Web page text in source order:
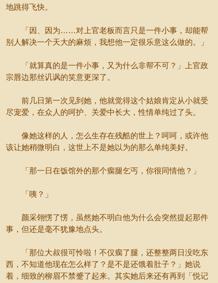
地跳得飞快。
「因、因为……对上官老板而言只是一件小事，却能帮
别人解决一个天大的麻烦，我想他一定很乐意这么做的。」
「就算真的是一件小事，又为什么非帮不可？」上官政
宗唇边那丝讥讽的笑意更深了。
前几日第一次见到她，他就觉得这个姑娘肯定从小就受
尽宠爱，在众人的呵护、关爱中长大，性情单纯过了头。
像她这样的人，怎么生存在残酷的世上？呵呵，或许他
该让她稍微明白，这世上不是她以为的那么单纯美好。
「那一日在饭馆外的那个瘸腿乞丐，你很同情他？」
「咦？」
颜采翎愣了愣，虽然她不明白他为什么会突然提起那件
事，但还是毫不犹豫地点头。
「那位大叔很可怜啦！不仅瘸了腿，还整整两日没吃东
西，不知道他现在怎么样了？是不是还饿着肚子？」她说
着，细致的柳眉不禁蹙了起来。其实她后来还有再到「悦记